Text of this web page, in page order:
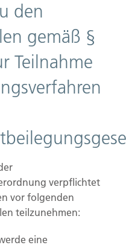
Meldungen aus der
den
gemäß §
Teilnahme
verpflichtet
vor folgenden
teilzunehmen:
eine